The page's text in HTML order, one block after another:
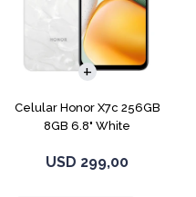
Celular Honor X7c 256GB
8GB 6.8" White
USD 299,00
COMPARAR